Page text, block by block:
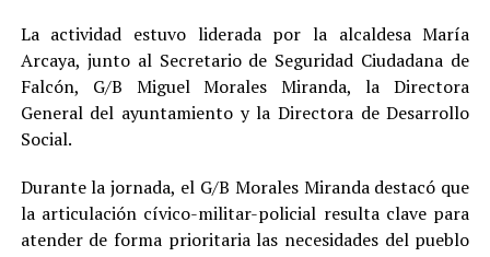
La actividad estuvo liderada por la alcaldesa María
Arcaya, junto al Secretario de Seguridad Ciudadana de
Falcón, G/B Miguel Morales Miranda, la Directora
General del ayuntamiento y la Directora de Desarrollo
Social.
Durante la jornada, el G/B Morales Miranda destacó que
la articulación cívico-militar-policial resulta clave para
atender de forma prioritaria las necesidades del pueblo